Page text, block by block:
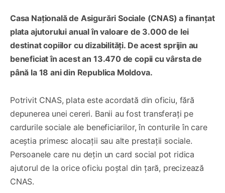
Casa Națională de Asigurări Sociale (CNAS) a finanțat
plata ajutorului anual în valoare de 3.000 de lei
destinat copiilor cu dizabilități. De acest sprijin au
beneficiat în acest an 13.470 de copii cu vârsta de
până la 18 ani din Republica Moldova.
Potrivit CNAS, plata este acordată din oficiu, fără
depunerea unei cereri. Banii au fost transferați pe
cardurile sociale ale beneficiarilor, în conturile în care
aceștia primesc alocații sau alte prestații sociale.
Persoanele care nu dețin un card social pot ridica
ajutorul de la orice oficiu poștal din țară, precizează
CNAS.